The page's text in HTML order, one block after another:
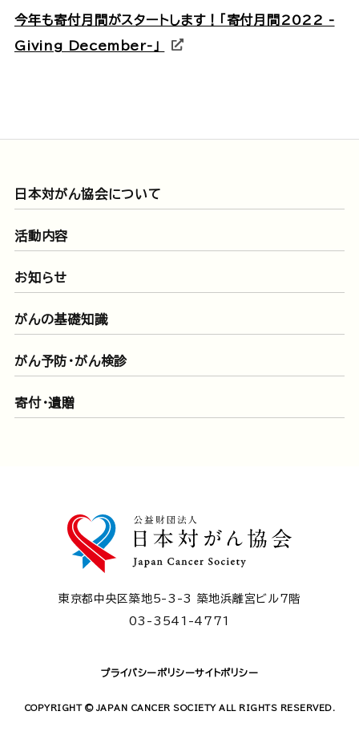
今年も寄付月間がスタートします！「寄付月間2022 -
Giving December-」
日本対がん協会について
活動内容
お知らせ
がんの基礎知識
がん予防・がん検診
寄付・遺贈
東京都中央区築地5-3-3 築地浜離宮ビル7階
03-3541-4771
プライバシーポリシーサイトポリシー
COPYRIGHT © JAPAN CANCER SOCIETY ALL RIGHTS RESERVED.